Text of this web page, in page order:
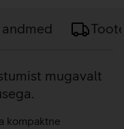
mugavalt
kompaktne